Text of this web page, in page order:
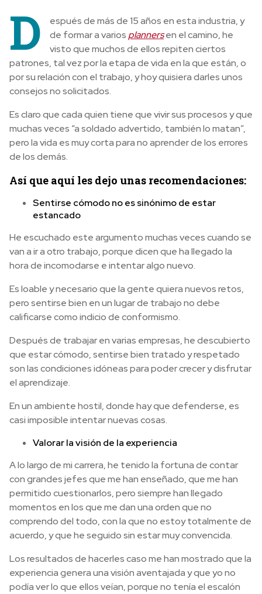
D
espués de más de 15 años en esta industria, y
de formar a variosplannersen el camino, he
visto que muchos de ellos repiten ciertos
patrones, tal vez por la etapa de vida en la que están, o
por su relación con el trabajo, y hoy quisiera darles unos
consejos no solicitados.
Es claro que cada quien tiene que vivir sus procesos y que
muchas veces “a soldado advertido, también lo matan”,
pero la vida es muy corta para no aprender de los errores
de los demás.
Así que aquí les dejo unas recomendaciones:
Sentirse cómodo no es sinónimo de estar
estancado
He escuchado este argumento muchas veces cuando se
van a ir a otro trabajo, porque dicen que ha llegado la
hora de incomodarse e intentar algo nuevo.
Es loable y necesario que la gente quiera nuevos retos,
pero sentirse bien en un lugar de trabajo no debe
calificarse como indicio de conformismo.
Después de trabajar en varias empresas, he descubierto
que estar cómodo, sentirse bien tratado y respetado
son las condiciones idóneas para poder crecer y disfrutar
el aprendizaje.
En un ambiente hostil, donde hay que defenderse, es
casi imposible intentar nuevas cosas.
Valorar la visión de la experiencia
A lo largo de mi carrera, he tenido la fortuna de contar
con grandes jefes que me han enseñado, que me han
permitido cuestionarlos, pero siempre han llegado
momentos en los que me dan una orden que no
comprendo del todo, con la que no estoy totalmente de
acuerdo, y que he seguido sin estar muy convencida.
Los resultados de hacerles caso me han mostrado que la
experiencia genera una visión aventajada y que yo no
podía ver lo que ellos veían, porque no tenía el escalón